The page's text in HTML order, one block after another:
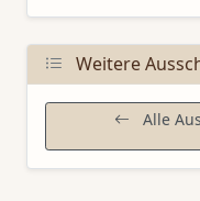
Weitere
Alle